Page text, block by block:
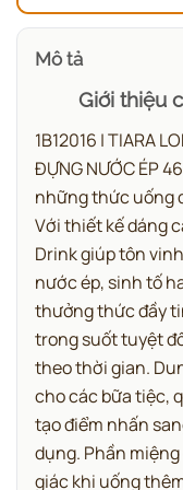
Mô tả
Giới thiệu
1B12016 | TIARA
ĐỰNG NƯỚC ÉP
những thức uống
Với thiết kế dáng
Drink giúp tôn
nước ép, sinh tố
thưởng thức đầy
trong suốt tuyệt
theo thời gian.
cho các bữa tiệc,
tạo điểm nhấn
dụng. Phần
giác khi uống